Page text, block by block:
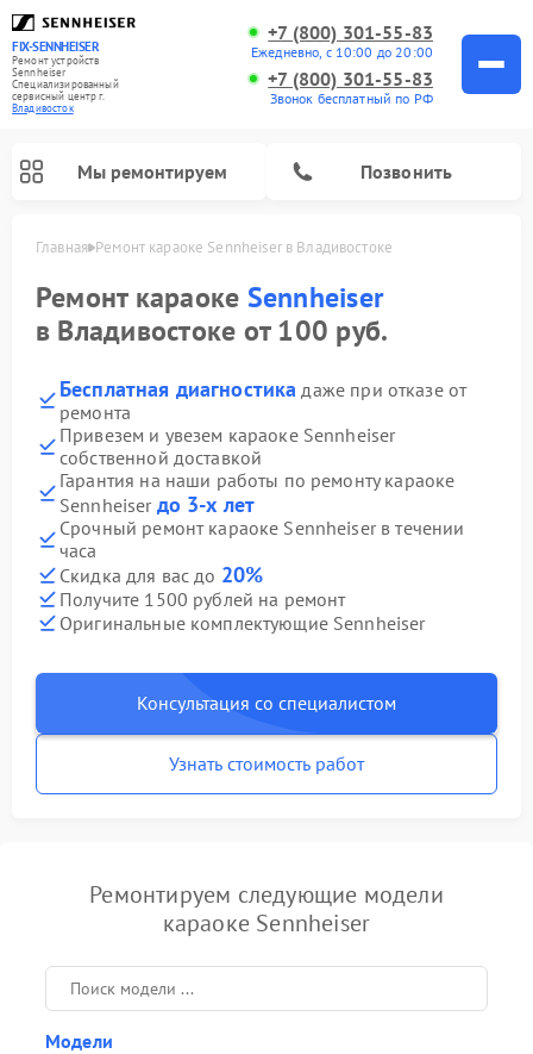
FIX-SENNHEISER
Ремонт устройств
Sennheiser
Специализированный
cервисный центр г.
Владивосток
+7 (800) 301-55-83
Ежедневно, с 10:00 до 20:00
+7 (800) 301-55-83
Звонок бесплатный по РФ
Мы ремонтируем Позвонить
Главная Ремонт караоке Sennheiser в Владивостоке
Ремонт караоке Sennheiser
в Владивостоке от 100 руб.
Бесплатная диагностика даже при отказе от
ремонта
Привезем и увезем караоке Sennheiser
собственной доставкой
Гарантия на наши работы по ремонту караоке
Sennheiser до 3-х лет
Срочный ремонт караоке Sennheiser в течении
часа
Скидка для вас до 20%
Получите 1500 рублей на ремонт
Оригинальные комплектующие Sennheiser
Консультация со специалистом
Узнать стоимость работ
Ремонтируем следующие модели
караоке Sennheiser
Модели